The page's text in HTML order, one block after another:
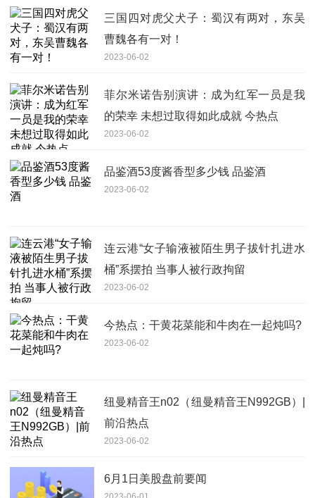
三国四对虎父犬子：蜀汉有两对，东吴
曹魏各有一对！
2023-06-02
菲尔米诺告别演讲：成为红军一员是我
的荣幸 未想过取得如此成就 今热点
2023-06-02
品鉴酒53度酱香型多少钱 品鉴酒
2023-06-02
连云港“女子输液被陌生男子拔针扎进水
桶”系摆拍 当事人被行政拘留
2023-06-02
今热点：干黄花菜能和牛肉在一起炖吗?
2023-06-02
纽曼精音王n02（纽曼精音王N992GB）|
前沿热点
2023-06-02
6月1日美股盘前要闻